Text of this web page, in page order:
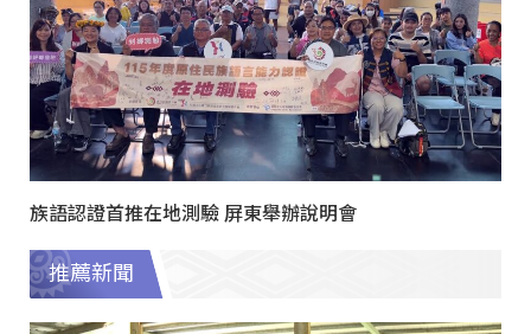
族語認證首推在地測驗 屏東舉辦說明會
推薦新聞